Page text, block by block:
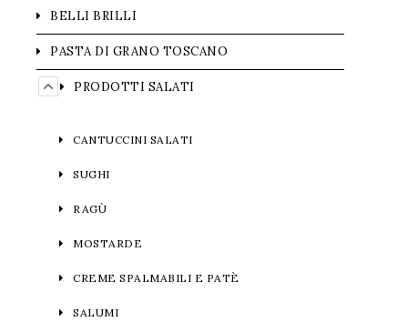
BELLI BRILLI
PASTA DI GRANO TOSCANO
PRODOTTI SALATI
CANTUCCINI SALATI
SUGHI
RAGÙ
MOSTARDE
CREME SPALMABILI E PATÈ
SALUMI